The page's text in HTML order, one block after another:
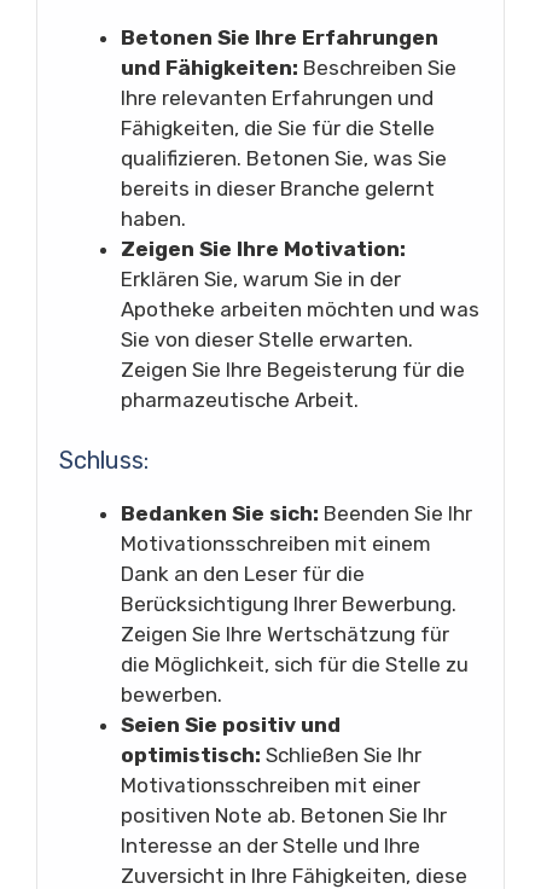
Betonen Sie Ihre Erfahrungen
und Fähigkeiten: Beschreiben Sie
Ihre relevanten Erfahrungen und
Fähigkeiten, die Sie für die Stelle
qualifizieren. Betonen Sie, was Sie
bereits in dieser Branche gelernt
haben.
Zeigen Sie Ihre Motivation:
Erklären Sie, warum Sie in der
Apotheke arbeiten möchten und was
Sie von dieser Stelle erwarten.
Zeigen Sie Ihre Begeisterung für die
pharmazeutische Arbeit.
Schluss:
Bedanken Sie sich: Beenden Sie Ihr
Motivationsschreiben mit einem
Dank an den Leser für die
Berücksichtigung Ihrer Bewerbung.
Zeigen Sie Ihre Wertschätzung für
die Möglichkeit, sich für die Stelle zu
bewerben.
Seien Sie positiv und
optimistisch: Schließen Sie Ihr
Motivationsschreiben mit einer
positiven Note ab. Betonen Sie Ihr
Interesse an der Stelle und Ihre
Zuversicht in Ihre Fähigkeiten, diese